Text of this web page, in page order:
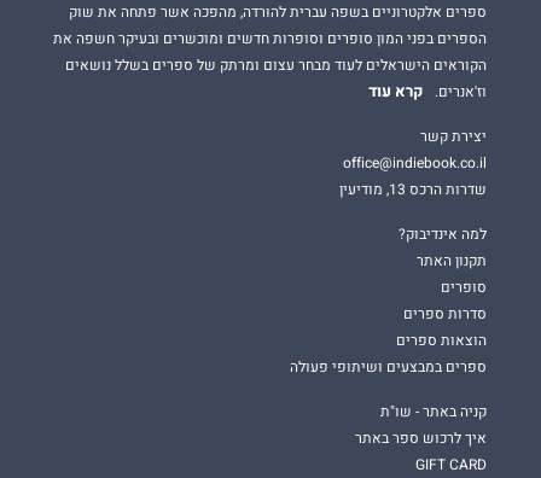
ספרים אלקטרוניים בשפה עברית להורדה, מהפכה אשר פתחה את שוק
הספרים בפני המון סופרים וסופרות חדשים ומוכשרים ובעיקר חשפה את
הקוראים הישראלים לעוד מבחר עצום ומרתק של ספרים בשלל נושאים
וז'אנרים.
קרא עוד
יצירת קשר
office@indiebook.co.il
שדרות הרכס 13, מודיעין
למה אינדיבוק?
תקנון האתר
סופרים
סדרות ספרים
הוצאות ספרים
ספרים במבצעים ושיתופי פעולה
קניה באתר - שו"ת
איך לרכוש ספר באתר
GIFT CARD